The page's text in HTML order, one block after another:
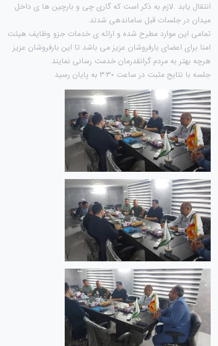
انتقال یابد .لازم به ذکر است که گاری چی و بارچین ها ی داخل
میدان در جلسات قبل ساماندهی شدند.
تمامی این موارد مطرح شده و ارائه ی خدمات جزو وظایف هیئت
امنا برای اعضای بارفروشان عزیز می باشد تا این بارفروشان عزیز
هرچه بهتر به مردم گرانقدرمان خدمت رسانی نمایند.
جلسه با نتایج مثبت در ساعت ۳:۳۰ به پایان رسید